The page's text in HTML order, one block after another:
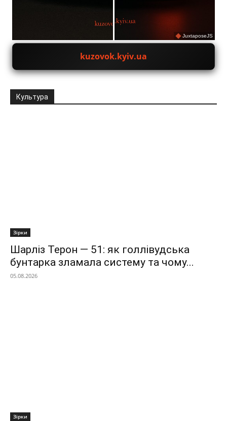
JuxtaposeJS
kuzovok.kyiv.ua
Культура
Зірки
Шарліз Терон — 51: як голлівудська
бунтарка зламала систему та чому...
05.08.2026
Зірки